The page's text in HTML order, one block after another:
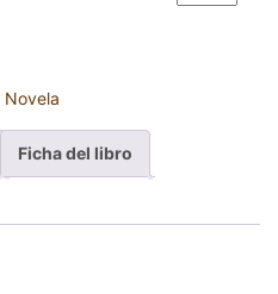
Novela
Ficha del libro